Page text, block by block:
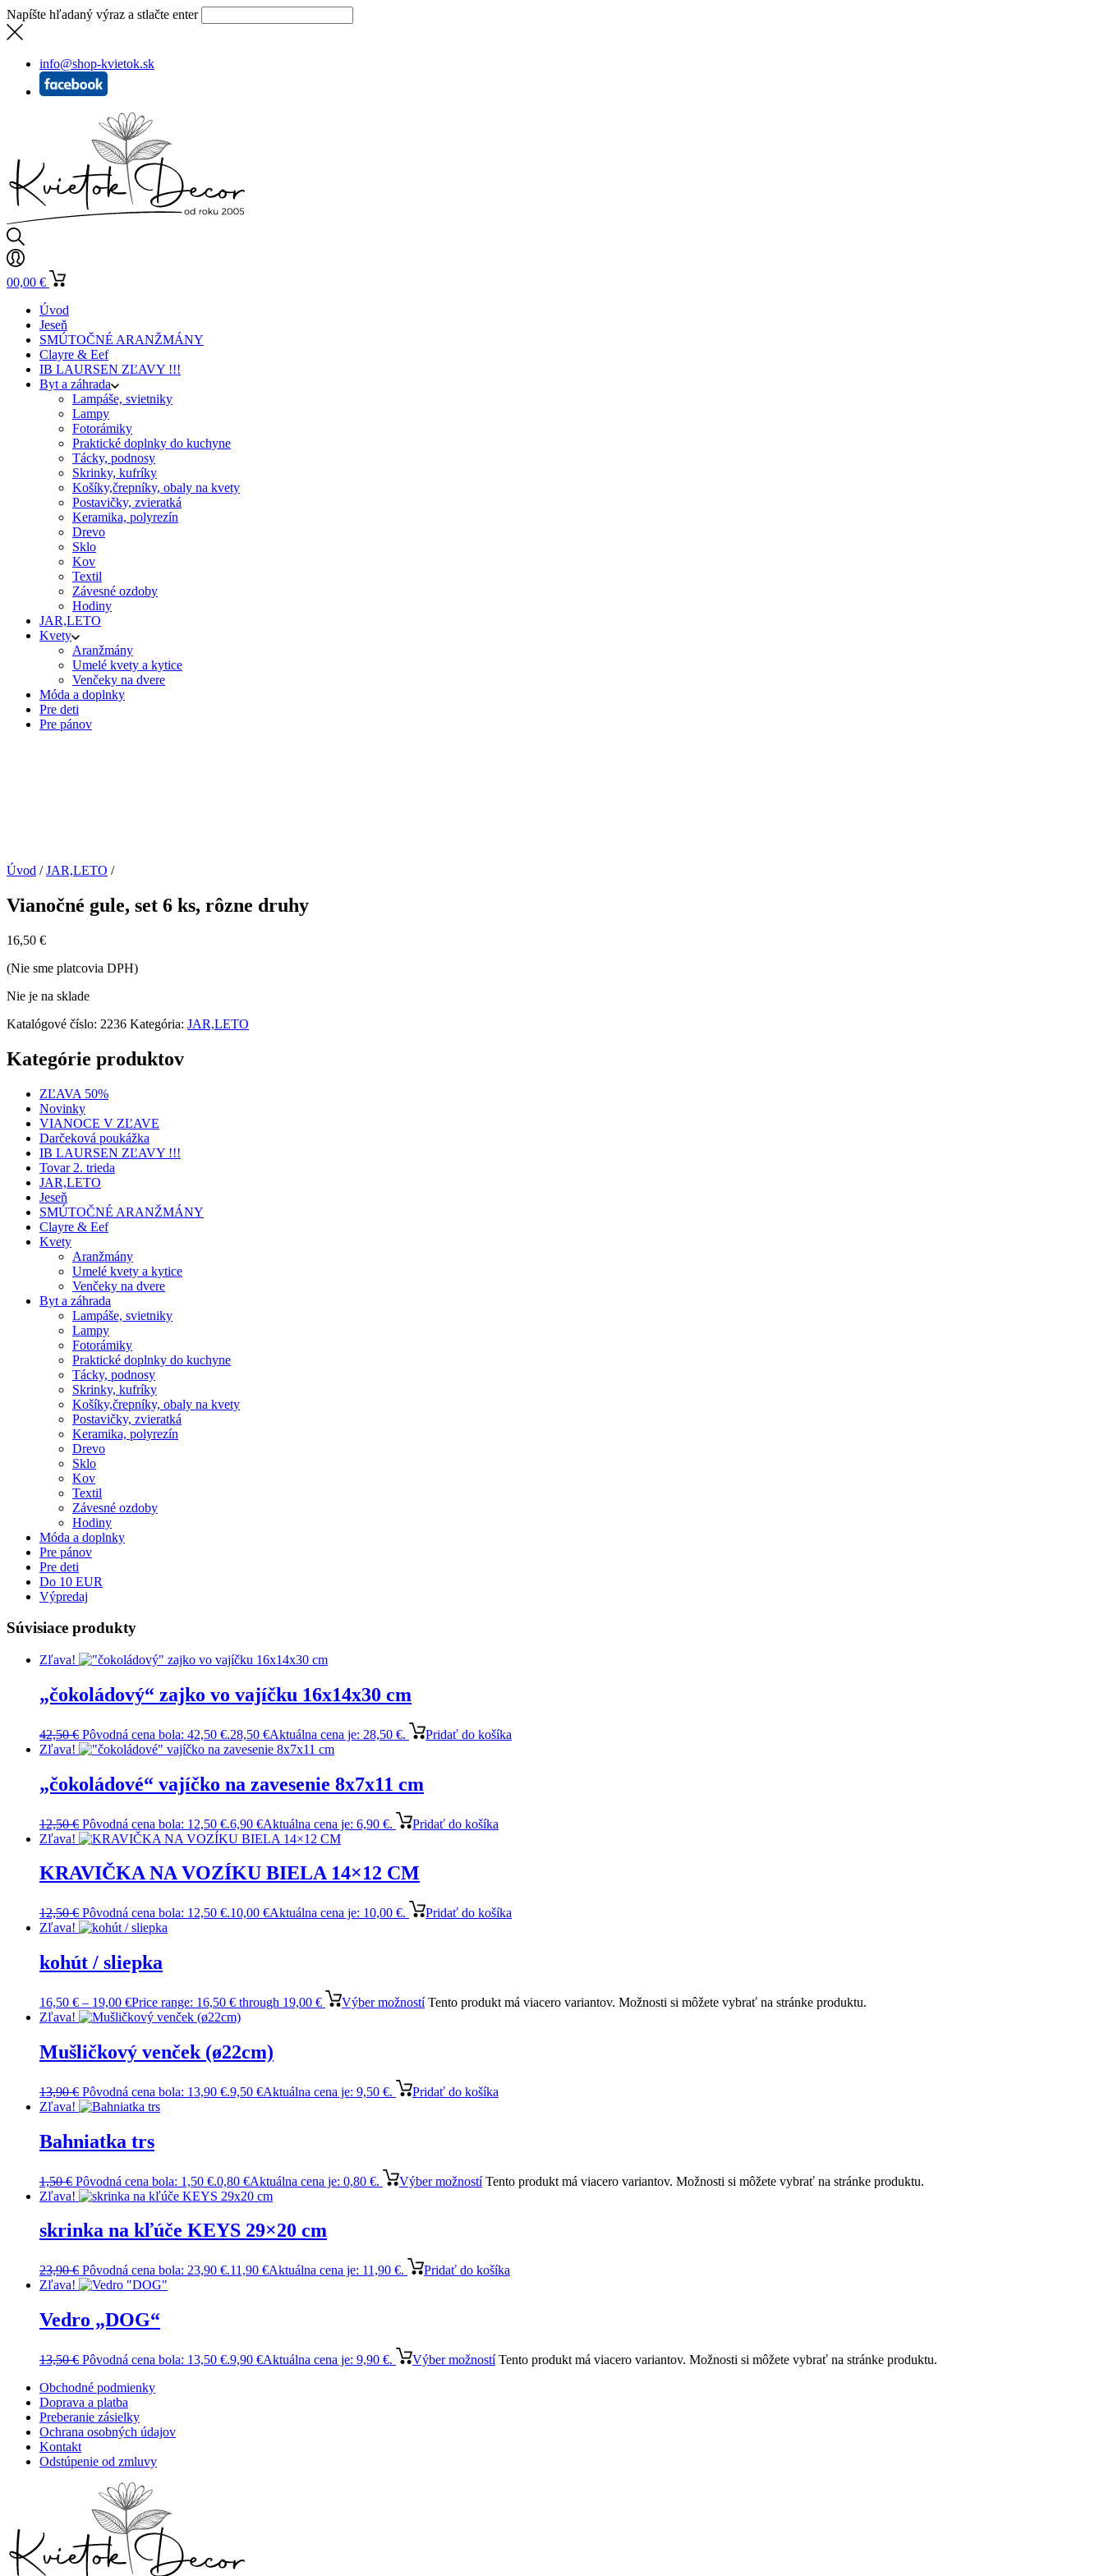
Napíšte hľadaný výraz a stlačte enter
info@shop-kvietok.sk
00,00 €
Úvod
Jeseň
SMÚTOČNÉ ARANŽMÁNY
Clayre & Eef
IB LAURSEN ZĽAVY !!!
Byt a záhrada
Lampáše, svietniky
Lampy
Fotorámiky
Praktické doplnky do kuchyne
Tácky, podnosy
Skrinky, kufríky
Košíky,črepníky, obaly na kvety
Postavičky, zvieratká
Keramika, polyrezín
Drevo
Sklo
Kov
Textil
Závesné ozdoby
Hodiny
JAR,LETO
Kvety
Aranžmány
Umelé kvety a kytice
Venčeky na dvere
Móda a doplnky
Pre deti
Pre pánov
Úvod /JAR,LETO /
Vianočné gule, set 6 ks, rôzne druhy
16,50 €
(Nie sme platcovia DPH)
Nie je na sklade
Katalógové číslo: 2236 Kategória: JAR,LETO
Kategórie produktov
ZĽAVA 50%
Novinky
VIANOCE V ZĽAVE
Darčeková poukážka
IB LAURSEN ZĽAVY !!!
Tovar 2. trieda
JAR,LETO
Jeseň
SMÚTOČNÉ ARANŽMÁNY
Clayre & Eef
Kvety
Aranžmány
Umelé kvety a kytice
Venčeky na dvere
Byt a záhrada
Lampáše, svietniky
Lampy
Fotorámiky
Praktické doplnky do kuchyne
Tácky, podnosy
Skrinky, kufríky
Košíky,črepníky, obaly na kvety
Postavičky, zvieratká
Keramika, polyrezín
Drevo
Sklo
Kov
Textil
Závesné ozdoby
Hodiny
Móda a doplnky
Pre pánov
Pre deti
Do 10 EUR
Výpredaj
Súvisiace produkty
Zľava!
„čokoládový“ zajko vo vajíčku 16x14x30 cm
42,50€ Pôvodná cena bola: 42,50 €.28,50 €Aktuálna cena je: 28,50 €.
Pridať do košíka
Zľava!
„čokoládové“ vajíčko na zavesenie 8x7x11 cm
12,50€ Pôvodná cena bola: 12,50 €.6,90 €Aktuálna cena je: 6,90 €.
Pridať do košíka
Zľava!
KRAVIČKA NA VOZÍKU BIELA 14×12 CM
12,50€ Pôvodná cena bola: 12,50 €.10,00 €Aktuálna cena je: 10,00 €.
Pridať do košíka
Zľava!
kohút / sliepka
16,50 € – 19,00 €Price range: 16,50 € through 19,00 € Výber možností Tento produkt má viacero variantov. Možnosti si môžete vybrať na stránke produktu.
Zľava!
Mušličkový venček (ø22cm)
13,90€ Pôvodná cena bola: 13,90 €.9,50 €Aktuálna cena je: 9,50 €.
Pridať do košíka
Zľava!
Bahniatka trs
1,50€ Pôvodná cena bola: 1,50 €.0,80 €Aktuálna cena je: 0,80 €. Výber možností Tento produkt má viacero variantov. Možnosti si môžete vybrať na stránke produktu.
Zľava!
skrinka na kľúče KEYS 29×20 cm
23,90€ Pôvodná cena bola: 23,90 €.11,90 €Aktuálna cena je: 11,90 €.
Pridať do košíka
Zľava!
Vedro „DOG“
13,50€ Pôvodná cena bola: 13,50 €.9,90 €Aktuálna cena je: 9,90 €. Výber možností Tento produkt má viacero variantov. Možnosti si môžete vybrať na stránke produktu.
Obchodné podmienky
Doprava a platba
Preberanie zásielky
Ochrana osobných údajov
Kontakt
Odstúpenie od zmluvy